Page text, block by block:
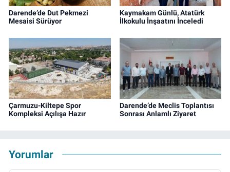
Darende’de Dut Pekmezi
Mesaisi Sürüyor
Kaymakam Günlü, Atatürk
İlkokulu İnşaatını İnceledi
Çarmuzu-Kiltepe Spor
Kompleksi Açılışa Hazır
Darende’de Meclis Toplantısı
Sonrası Anlamlı Ziyaret
Yorumlar